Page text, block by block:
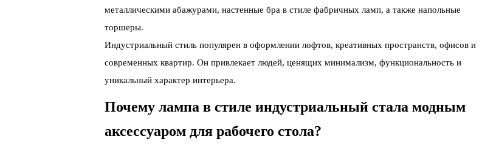
металлическими абажурами, настенные бра в стиле фабричных ламп, а также напольные
торшеры.
Индустриальный стиль популярен в оформлении лофтов, креативных пространств, офисов и
современных квартир. Он привлекает людей, ценящих минимализм, функциональность и
уникальный характер интерьера.
Почему лампа в стиле индустриальный стала модным
аксессуаром для рабочего стола?